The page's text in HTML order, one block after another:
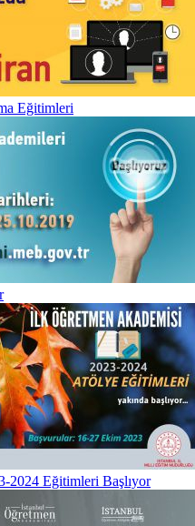
Eğitimleri
2024 Eğitimleri Başlıyor